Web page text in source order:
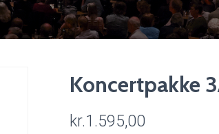
Koncertpakke
kr.1.595,00